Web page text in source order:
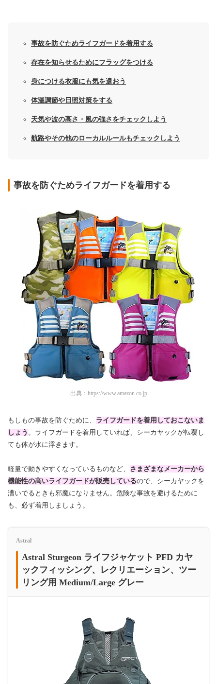
事故を防ぐためライフガードを着用する
存在を知らせるためにフラッグをつける
身につける衣服にも気を遣おう
体温調節や日照対策をする
天気や波の高さ・風の強さをチェックしよう
航路やその他のローカルルールもチェックしよう
事故を防ぐためライフガードを着用する
出典： https://www.amazon.co.jp
もしもの事故を防ぐために、 ライフガードを着用しておこないま
しょう 。ライフガードを着用していれば、シーカヤックが転覆し
ても体が水に浮きます。
軽量で動きやすくなっているものなど、 さまざまなメーカーから
機能性の高いライフガードが販売しているので、シーカヤックを
漕いでるときも邪魔になりません。危険な事故を避けるために
も、必ず着用しましょう。
Astral
Astral Sturgeon ライフジャケット PFD カヤ
ックフィッシング、レクリエーション、ツー
リング用 Medium/Large グレー